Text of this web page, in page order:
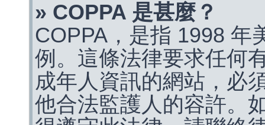
» COPPA 是甚麼？
COPPA，是指 1998 年
例。這條法律要求任何
成年人資訊的網站，必
他合法監護人的容許。